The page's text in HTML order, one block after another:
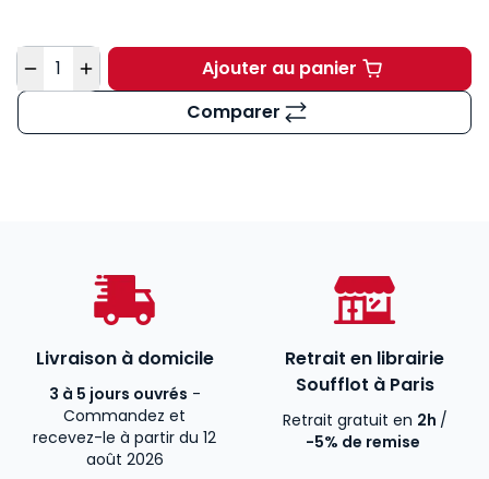
Quantité Ajouter au panierCode de la sécurité
Comparer
Livraison à domicile
3 à 5 jours ouvrés -
Commandez et
recevez-le à partir du 12
août 2026
Retrait en librairie
Soufflot à Paris
Retrait gratuit en 2h /
-5% de remise